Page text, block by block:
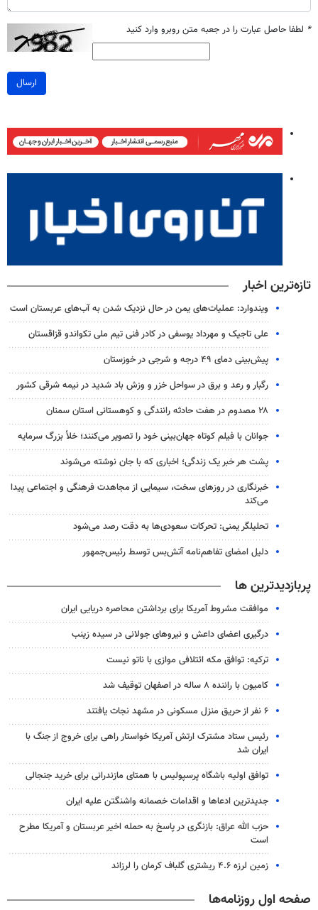
* لطفا حاصل عبارت را در جعبه متن روبرو وارد کنید
ارسال
تازه‌ترین اخبار
ویندوارد: عملیات‌های یمن در حال نزدیک شدن به آب‌های عربستان است
علی تاجیک و مهرداد یوسفی در کادر فنی تیم ملی تکواندو قزاقستان
پیش‌بینی دمای ۴۹ درجه و شرجی در خوزستان
رگبار و رعد و برق در سواحل خزر و وزش باد شدید در نیمه شرقی کشور
۲۸ مصدوم در هفت حادثه رانندگی و کوهستانی استان سمنان
جوانان با فیلم کوتاه جهان‌بینی خود را تصویر می‌کنند؛ خلأ بزرگ سرمایه
پشت هر خبر یک زندگی؛ اخباری که با جان نوشته می‌شوند
خبرنگاری در روزهای سخت، سیمایی از مجاهدت فرهنگی و اجتماعی پیدا
می‌کند
تحلیلگر یمنی: تحرکات سعودی‌ها به دقت رصد می‌شود
دلیل امضای تفاهم‌نامه آتش‌بس توسط رئیس‌جمهور
پربازدیدترین ها
موافقت مشروط آمریکا برای برداشتن محاصره دریایی ایران
درگیری اعضای داعش و نیروهای جولانی در سیده زینب
ترکیه: توافق مکه ائتلافی موازی با ناتو نیست
کامیون با راننده ۸ ساله در اصفهان توقیف شد
۶ نفر از حریق منزل مسکونی در مشهد نجات یافتند
رئیس ستاد مشترک ارتش آمریکا خواستار راهی برای خروج از جنگ با
ایران شد
توافق اولیه باشگاه پرسپولیس با همتای مازندرانی برای خرید جنجالی
جدیدترین ادعاها و اقدامات خصمانه واشنگتن علیه ایران
حزب الله عراق: بازنگری در پاسخ به حمله اخیر عربستان و آمریکا مطرح
است
زمین لرزه ۴.۶ ریشتری گلباف کرمان را لرزاند
صفحه اول روزنامه‌ها